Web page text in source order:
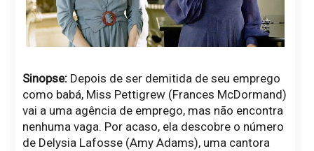
Sinopse:Depois de ser demitida de seu emprego
como babá, Miss Pettigrew (Frances McDormand)
vai a uma agência de emprego, mas não encontra
nenhuma vaga. Por acaso, ela descobre o número
de Delysia Lafosse (Amy Adams), uma cantora